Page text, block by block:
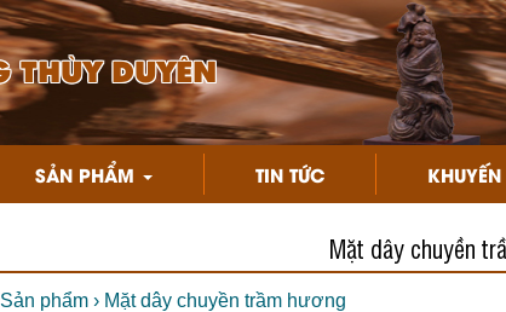
THÙY DUYÊN
SẢN PHẨM TIN TỨC
Mặt dây chuyền
Sản phẩm › Mặt dây chuyền trầm hương